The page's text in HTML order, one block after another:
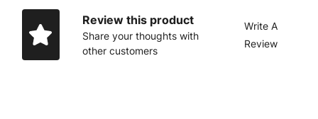
Review this product
Share your thoughts with
other customers
Write A
Review